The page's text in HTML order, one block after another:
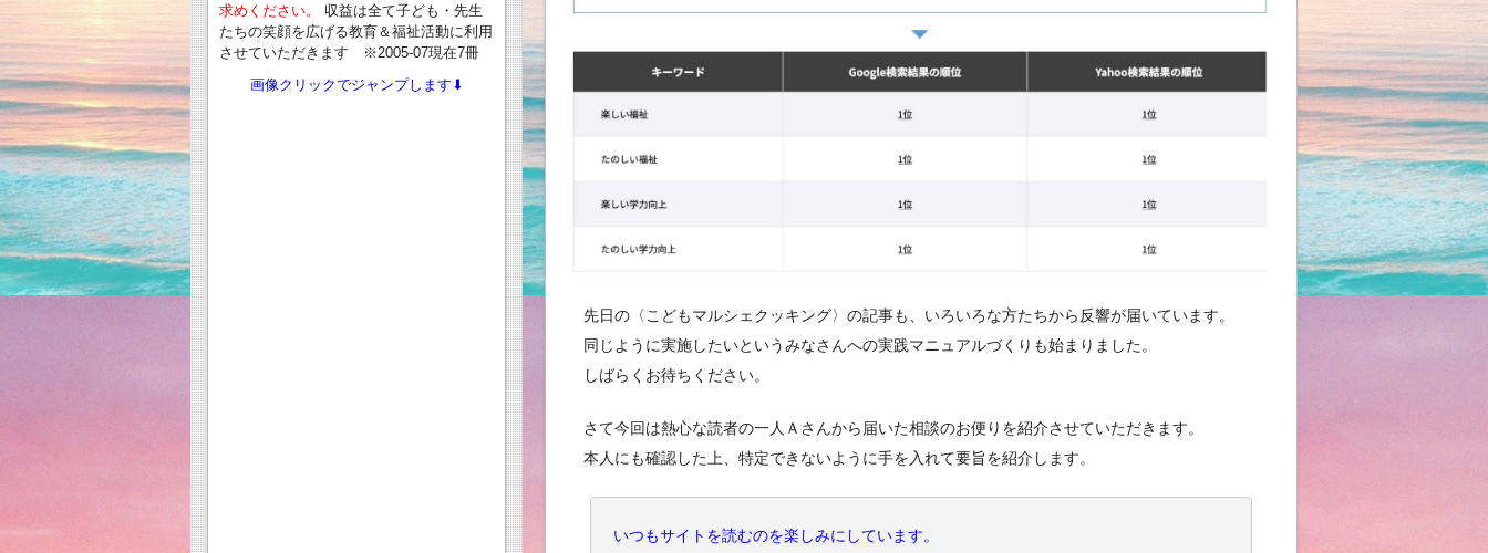
先日の〈こどもマルシェクッキング〉の記事も、いろいろな方たちから反響が届いています。
同じように実施したいというみなさんへの実践マニュアルづくりも始まりました。
しばらくお待ちください。
さて今回は熱心な読者の一人Ａさんから届いた相談のお便りを紹介させていただきます。
本人にも確認した上、特定できないように手を入れて要旨を紹介します。
いつもサイトを読むのを楽しみにしています。
求めください。
収益は全て子ども・先生
たちの笑顔を広げる教育＆福祉活動に利用
させていただきます ※2005-07現在7冊
画像クリックでジャンプします⬇︎